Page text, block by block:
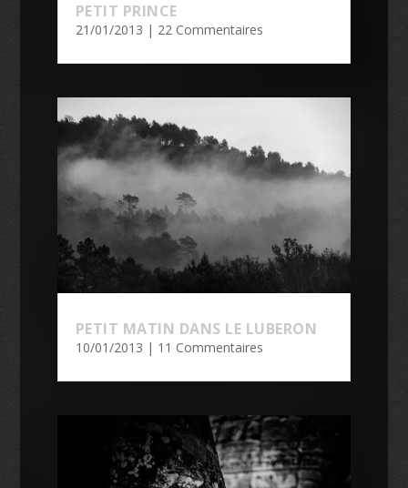
PETIT PRINCE
21/01/2013 | 22 Commentaires
PETIT MATIN DANS LE LUBERON
10/01/2013 | 11 Commentaires